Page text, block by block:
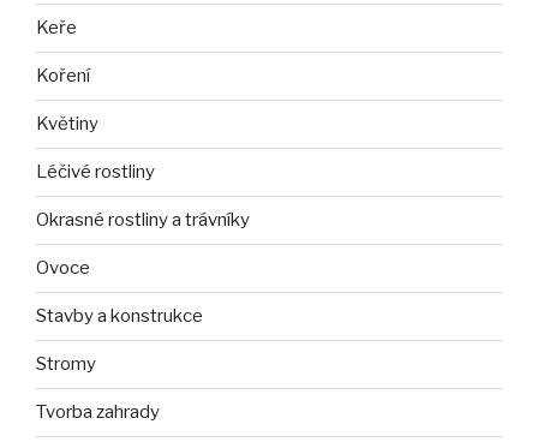
Keře
Koření
Květiny
Léčivé rostliny
Okrasné rostliny a trávníky
Ovoce
Stavby a konstrukce
Stromy
Tvorba zahrady